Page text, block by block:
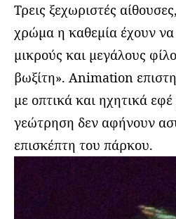
Τρεις ξεχωριστές
χρώμα η καθεμία έχουν
μικρούς και μεγάλους
βωξίτη». Αnimation
με οπτικά και ηχητικά εφέ
γεώτρηση δεν αφήνουν
επισκέπτη του πάρκου.